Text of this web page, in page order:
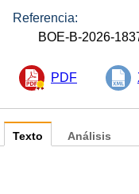
Referencia:
BOE-B-2026-
PDF
Texto Análisis